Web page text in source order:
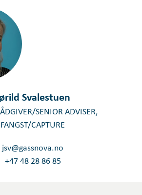
Svalestuen
SENIOR ADVISER,
FANGST/CAPTURE
jsv@gassnova.no
+47 48 28 86 85